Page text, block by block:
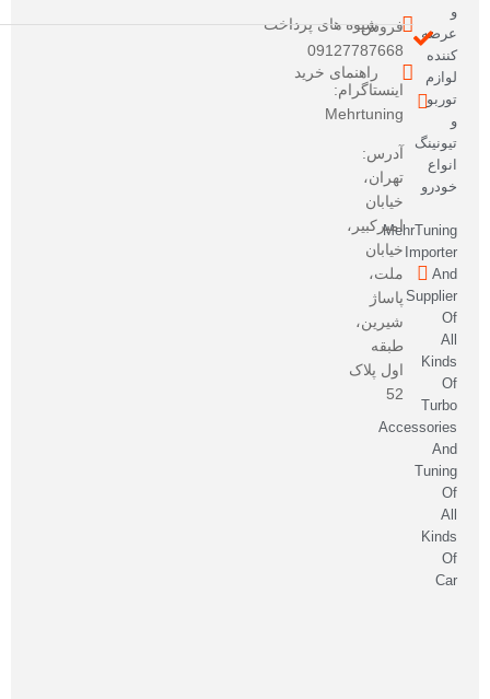
و
عرضه
کننده
لوازم
توربو
و
تیونینگ
انواع
خودرو
MehrTuning
Importer
And
Supplier
Of
All
Kinds
Of
Turbo
Accessories
And
Tuning
Of
All
Kinds
Of
Car
فروش:
09127787668
اینستاگرام:
Mehrtuning
آدرس:
تهران،
خیابان
امیرکبیر،
خیابان
ملت،
پاساژ
شیرین،
طبقه
اول پلاک
52
شیوه های پرداخت
راهنمای خرید